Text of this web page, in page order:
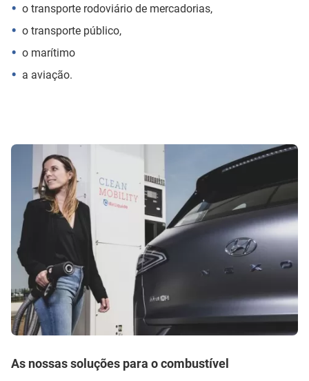
o transporte rodoviário de mercadorias,
o transporte público,
o marítimo
a aviação.
As nossas soluções para o combustível